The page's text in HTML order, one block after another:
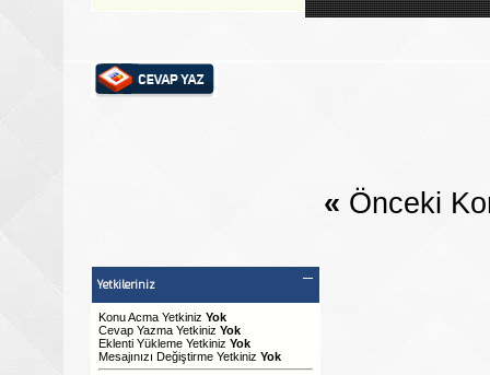
« Önceki
Yetkileriniz
Konu Acma Yetkiniz Yok
Cevap Yazma Yetkiniz Yok
Eklenti Yükleme Yetkiniz Yok
Mesajınızı Değiştirme Yetkiniz Yok